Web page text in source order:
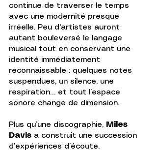
continue de traverser le temps
avec une modernité presque
irréelle. Peu d'artistes auront
autant bouleversé le langage
musical tout en conservant une
identité immédiatement
reconnaissable : quelques notes
suspendues, un silence, une
respiration… et tout l’espace
sonore change de dimension.
Plus qu’une discographie, Miles
Davis a construit une succession
d’expériences d’écoute.